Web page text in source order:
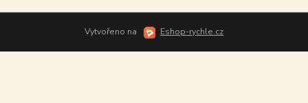
Vytvořeno na Eshop-rychle.cz